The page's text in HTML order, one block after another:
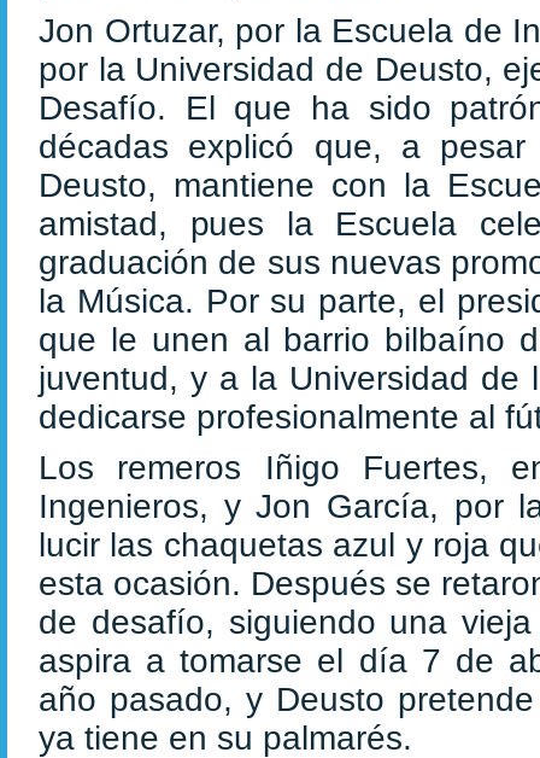
Jon Ortuzar, por la Escuela de
por la Universidad de Deusto,
Desafío. El que ha sido
décadas explicó que, a
Deusto, mantiene con la
amistad, pues la Escuela
graduación de sus nuevas
la Música. Por su parte, el
que le unen al barrio bilbaíno
juventud, y a la Universidad
dedicarse profesionalmente al
Los remeros Iñigo Fuertes,
Ingenieros, y Jon García, por
lucir las chaquetas azul y roja
esta ocasión. Después se
de desafío, siguiendo una
aspira a tomarse el día 7 de
año pasado, y Deusto
ya tiene en su palmarés.